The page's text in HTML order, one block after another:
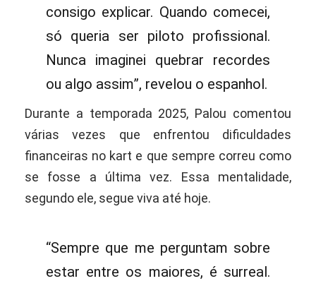
consigo explicar. Quando comecei,
só queria ser piloto profissional.
Nunca imaginei quebrar recordes
ou algo assim”, revelou o espanhol.
Durante a temporada 2025, Palou comentou
várias vezes que enfrentou dificuldades
financeiras no kart e que sempre correu como
se fosse a última vez. Essa mentalidade,
segundo ele, segue viva até hoje.
“Sempre que me perguntam sobre
estar entre os maiores, é surreal.